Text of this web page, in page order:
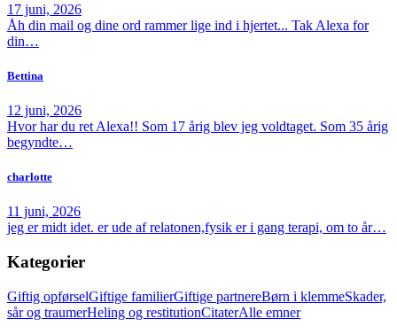
17 juni, 2026
Åh din mail og dine ord rammer lige ind i hjertet... Tak Alexa for
din…
Bettina
12 juni, 2026
Hvor har du ret Alexa!! Som 17 årig blev jeg voldtaget. Som 35 årig
begyndte…
charlotte
11 juni, 2026
jeg er midt idet. er ude af relatonen,fysik er i gang terapi, om to år…
Kategorier
Giftig opførselGiftige familierGiftige partnereBørn i klemmeSkader,
sår og traumerHeling og restitutionCitaterAlle emner